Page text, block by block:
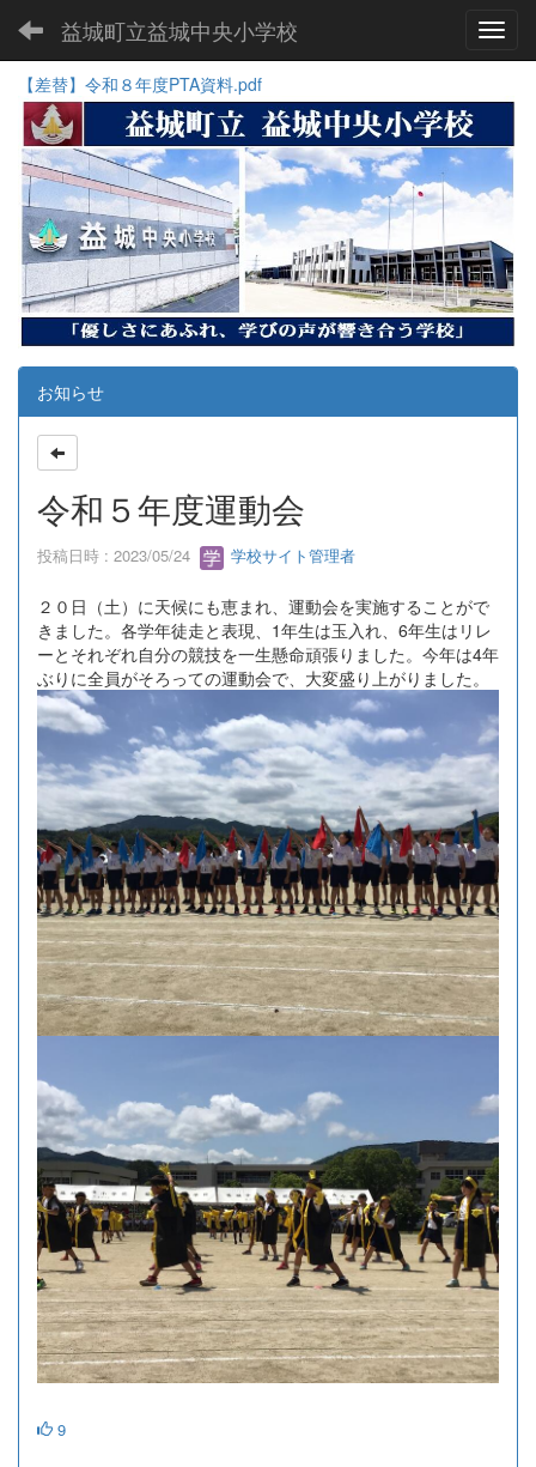
益城町立益城中央小学校
【差替】令和８年度PTA資料.pdf
お知らせ
令和５年度運動会
投稿日時 : 2023/05/24 学校サイト管理者
２０日（土）に天候にも恵まれ、運動会を実施することがで
きました。各学年徒走と表現、1年生は玉入れ、6年生はリレ
ーとそれぞれ自分の競技を一生懸命頑張りました。今年は4年
ぶりに全員がそろっての運動会で、大変盛り上がりました。
9